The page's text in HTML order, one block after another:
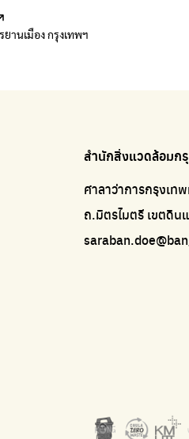
ยานเมือง กรุงเทพฯ
สำนักสิ่งแวดล้อมก
ศาลาว่าการกรุงเท
ถ.มิตรไมตรี เขตดิ